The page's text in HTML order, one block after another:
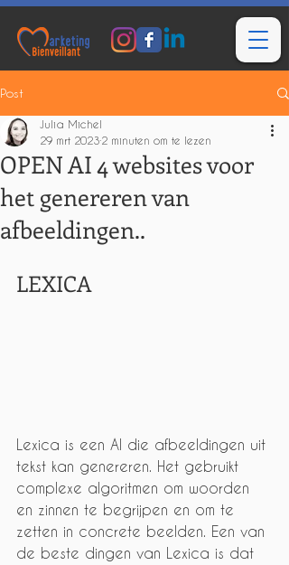
Post
OPEN AI 4 websites voor
het genereren van
afbeeldingen..
Julia Michel
29 mrt 2023 2 minuten om te lezen
LEXICA
Lexica is een AI die afbeeldingen uit
tekst kan genereren. Het gebruikt
complexe algoritmen om woorden
en zinnen te begrijpen en om te
zetten in concrete beelden. Een van
de beste dingen van Lexica is dat